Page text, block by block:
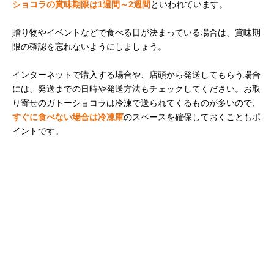
ショコラの賞味期限は1週間～2週間 といわれています。
贈り物やイベントなどで食べる日が決まっている場合は、賞味期
限の確認を忘れないようにしましょう。
インターネットで購入する場合や、店頭から発送してもらう場合
には、発送までの日時や発送方法もチェックしてください。お取
り寄せのガトーショコラは冷凍で送られてくるものが多いので、
すぐに食べない場合は冷凍庫のスペースを確保しておくこともポ
イントです。